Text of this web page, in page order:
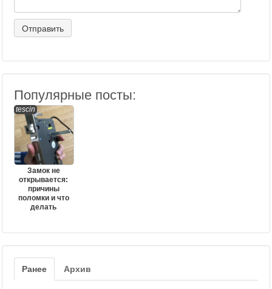
Популярные посты:
tescin
Замок не
открывается:
причины
поломки и что
делать
Ранее Архив